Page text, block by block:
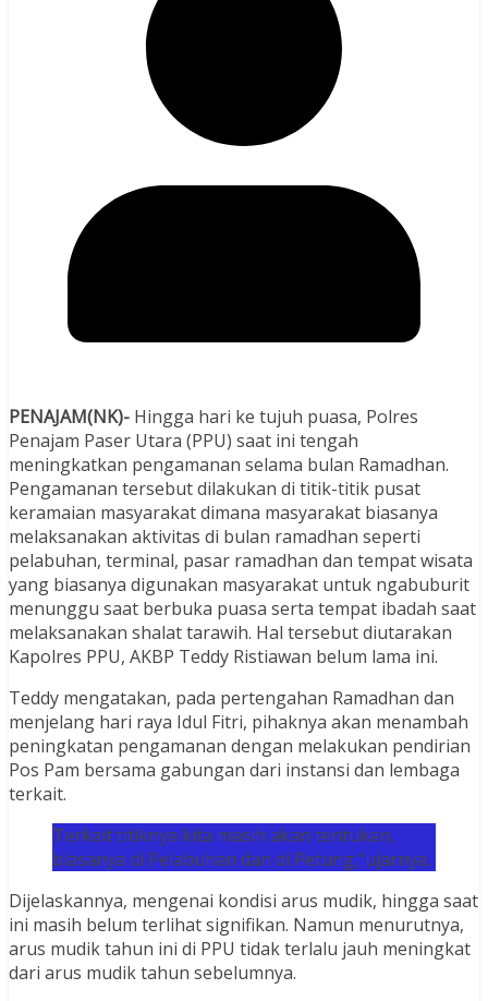
PENAJAM(NK)- Hingga hari ke tujuh puasa, Polres
Penajam Paser Utara (PPU) saat ini tengah
meningkatkan pengamanan selama bulan Ramadhan.
Pengamanan tersebut dilakukan di titik-titik pusat
keramaian masyarakat dimana masyarakat biasanya
melaksanakan aktivitas di bulan ramadhan seperti
pelabuhan, terminal, pasar ramadhan dan tempat wisata
yang biasanya digunakan masyarakat untuk ngabuburit
menunggu saat berbuka puasa serta tempat ibadah saat
melaksanakan shalat tarawih. Hal tersebut diutarakan
Kapolres PPU, AKBP Teddy Ristiawan belum lama ini.
Teddy mengatakan, pada pertengahan Ramadhan dan
menjelang hari raya Idul Fitri, pihaknya akan menambah
peningkatan pengamanan dengan melakukan pendirian
Pos Pam bersama gabungan dari instansi dan lembaga
terkait.
Terkait titiknya kita masih akan tentukan,
biasanya di Pelabuhan dan di Petung,”ujarnya.
Dijelaskannya, mengenai kondisi arus mudik, hingga saat
ini masih belum terlihat signifikan. Namun menurutnya,
arus mudik tahun ini di PPU tidak terlalu jauh meningkat
dari arus mudik tahun sebelumnya.